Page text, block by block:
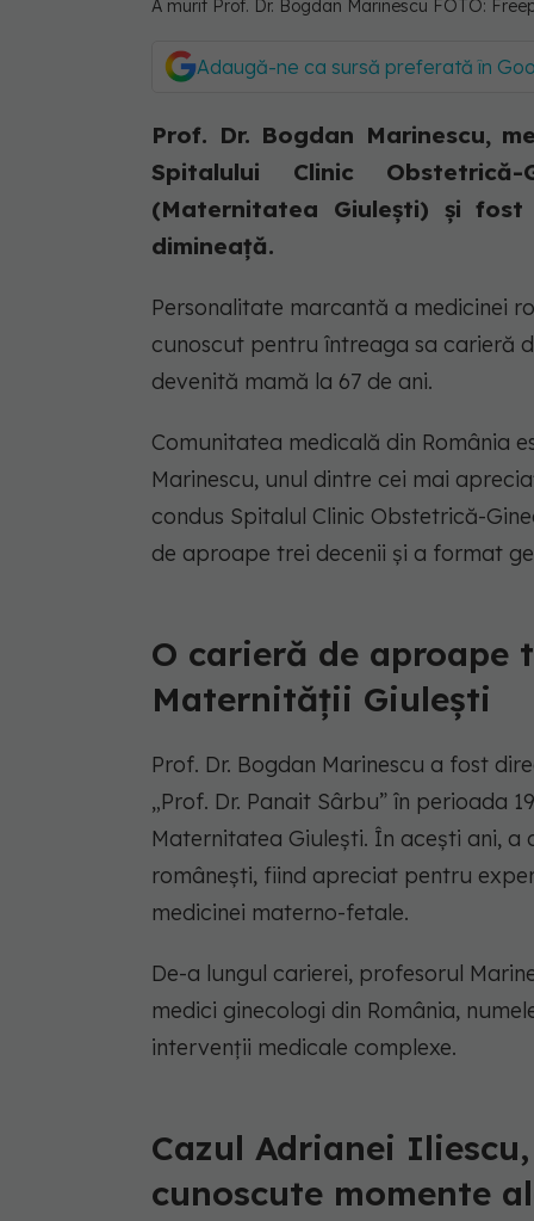
A murit Prof. Dr. Bogdan Marinescu FOTO:
Adaugă-ne ca sursă preferată în
Prof. Dr. Bogdan Marinescu,
Spitalului Clinic
(Maternitatea Giulești) și
dimineață.
Personalitate marcantă a medicinei
cunoscut pentru întreaga sa carieră
devenită mamă la 67 de ani.
Comunitatea medicală din România
Marinescu, unul dintre cei mai
condus Spitalul Clinic Obstetrică-
de aproape trei decenii și a format
O carieră de aproape
Maternității Giulești
Prof. Dr. Bogdan Marinescu a fost
„Prof. Dr. Panait Sârbu” în perioada
Maternitatea Giulești. În acești ani,
românești, fiind apreciat pentru
medicinei materno-fetale.
De-a lungul carierei, profesorul
medici ginecologi din România,
intervenții medicale complexe.
Cazul Adrianei
cunoscute momente